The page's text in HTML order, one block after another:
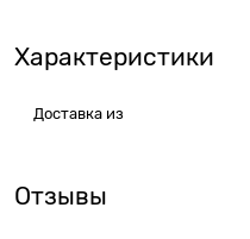
Характеристики
Доставка из
Отзывы